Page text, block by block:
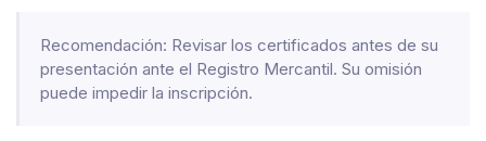
Recomendación: Revisar los certificados antes de su
presentación ante el Registro Mercantil. Su omisión
puede impedir la inscripción.